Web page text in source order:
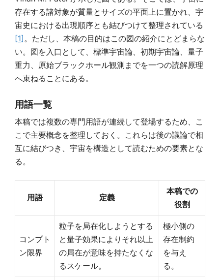
存在する諸対象が質量とサイズの平面上に置かれ、宇
宙史における出現順序とも結びつけて整理されている
[1] 。ただし、本稿の目的はこの図の紹介にとどまらな
い。図を入口として、標準宇宙論、初期宇宙論、量子
重力、原始ブラックホール観測までを一つの読解原理
へ束ねることにある。
用語一覧
本稿では複数の専門用語が連続して登場するため、こ
こで主要概念を整理しておく。これらは後の議論で相
互に結びつき、宇宙を構造として読むための要素とな
る。
用語 定義
本稿での
役割
コンプト
ン限界
粒子を局在化しようとする
と量子効果によりそれ以上
の局在が意味を持たなくな
るスケール。
極小側の
存在制約
を与え
る。